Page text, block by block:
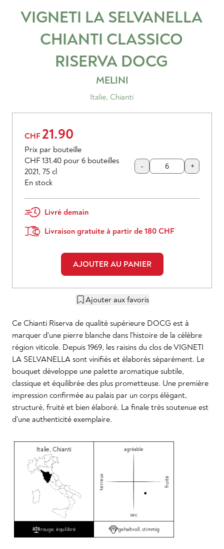
VIGNETI LA SELVANELLA
CHIANTI CLASSICO
RISERVA DOCG
MELINI
Italie, Chianti
CHF 21.90
Prix par bouteille
CHF 131.40 pour 6 bouteilles
2021, 75 cl
En stock
- +
Livré demain
Livraison gratuite à partir de 180 CHF
AJOUTER AU PANIER
Ajouter aux favoris
Ce Chianti Riserva de qualité supérieure DOCG est à
marquer d'une pierre blanche dans l'histoire de la célèbre
région viticole. Depuis 1969, les raisins du clos de VIGNETI
LA SELVANELLA sont vinifiés et élaborés séparément. Le
bouquet développe une palette aromatique subtile,
classique et équilibrée des plus prometteuse. Une première
impression confirmée au palais par un corps élégant,
structuré, fruité et bien élaboré. La finale très soutenue est
d'une authenticité exemplaire.
Italie,Chianti agréable
terreux fruité
sec
rouge, équilibré gehaltvoll, stimmig